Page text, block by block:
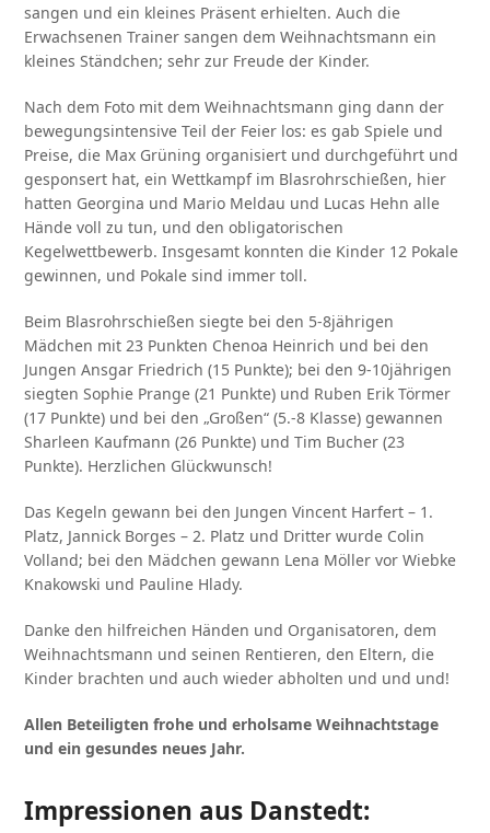
sangen und ein kleines Präsent erhielten. Auch die
Erwachsenen Trainer sangen dem Weihnachtsmann ein
kleines Ständchen; sehr zur Freude der Kinder.
Nach dem Foto mit dem Weihnachtsmann ging dann der
bewegungsintensive Teil der Feier los: es gab Spiele und
Preise, die Max Grüning organisiert und durchgeführt und
gesponsert hat, ein Wettkampf im Blasrohrschießen, hier
hatten Georgina und Mario Meldau und Lucas Hehn alle
Hände voll zu tun, und den obligatorischen
Kegelwettbewerb. Insgesamt konnten die Kinder 12 Pokale
gewinnen, und Pokale sind immer toll.
Beim Blasrohrschießen siegte bei den 5-8jährigen
Mädchen mit 23 Punkten Chenoa Heinrich und bei den
Jungen Ansgar Friedrich (15 Punkte); bei den 9-10jährigen
siegten Sophie Prange (21 Punkte) und Ruben Erik Törmer
(17 Punkte) und bei den „Großen“ (5.-8 Klasse) gewannen
Sharleen Kaufmann (26 Punkte) und Tim Bucher (23
Punkte). Herzlichen Glückwunsch!
Das Kegeln gewann bei den Jungen Vincent Harfert – 1.
Platz, Jannick Borges – 2. Platz und Dritter wurde Colin
Volland; bei den Mädchen gewann Lena Möller vor Wiebke
Knakowski und Pauline Hlady.
Danke den hilfreichen Händen und Organisatoren, dem
Weihnachtsmann und seinen Rentieren, den Eltern, die
Kinder brachten und auch wieder abholten und und und!
Allen Beteiligten frohe und erholsame Weihnachtstage
und ein gesundes neues Jahr.
Impressionen aus Danstedt: